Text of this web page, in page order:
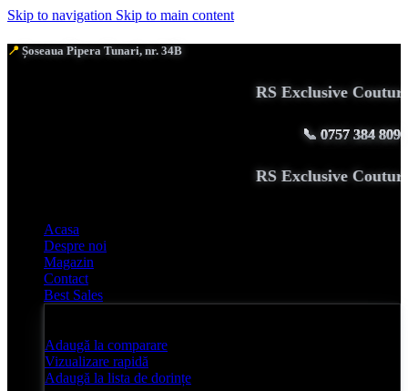
Skip to navigation Skip to main content
📍 Șoseaua Pipera Tunari, nr. 34B
RS Exclusive Couture
📞 0757 384 809
RS Exclusive Couture
Acasa
Despre noi
Magazin
Contact
Best Sales
Adaugă la comparare
Vizualizare rapidă
Adaugă la lista de dorințe